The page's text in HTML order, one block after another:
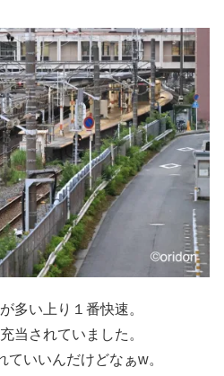
多い上り１番快速。
当されていました。
ていいんだけどなぁw。